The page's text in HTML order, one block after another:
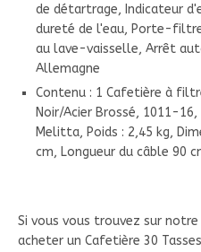
de détartrage, Indicateur
dureté de l'eau, Porte-
au lave-vaisselle, Arrêt
Allemagne
Contenu : 1 Cafetière à
Noir/Acier Brossé, 1011-
Melitta, Poids : 2,45 kg,
cm, Longueur du câble 90
Si vous vous trouvez sur
acheter un Cafetière 30